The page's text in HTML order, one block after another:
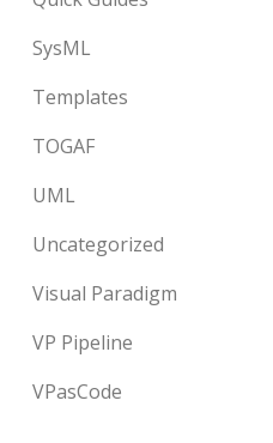
SysML
Templates
TOGAF
UML
Uncategorized
Visual Paradigm
VP Pipeline
VPasCode